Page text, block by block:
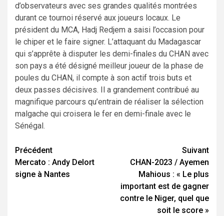
d’observateurs avec ses grandes qualités montrées
durant ce tournoi réservé aux joueurs locaux. Le
président du MCA, Hadj Redjem a saisi l’occasion pour
le chiper et le faire signer. L’attaquant du Madagascar
qui s’apprête à disputer les demi-finales du CHAN avec
son pays a été désigné meilleur joueur de la phase de
poules du CHAN, il compte à son actif trois buts et
deux passes décisives. Il a grandement contribué au
magnifique parcours qu’entrain de réaliser la sélection
malgache qui croisera le fer en demi-finale avec le
Sénégal.
Navigation
d’article
Précédent
Mercato : Andy Delort
signe à Nantes
Suivant
CHAN-2023 / Ayemen
Mahious : « Le plus
important est de gagner
contre le Niger, quel que
soit le score »